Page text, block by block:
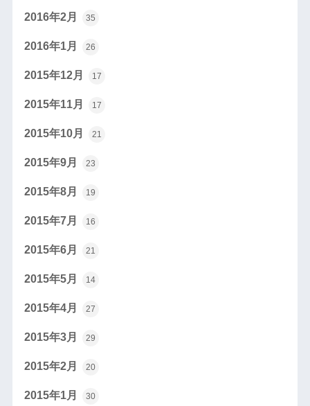
2016年2月 35
2016年1月 26
2015年12月 17
2015年11月 17
2015年10月 21
2015年9月 23
2015年8月 19
2015年7月 16
2015年6月 21
2015年5月 14
2015年4月 27
2015年3月 29
2015年2月 20
2015年1月 30